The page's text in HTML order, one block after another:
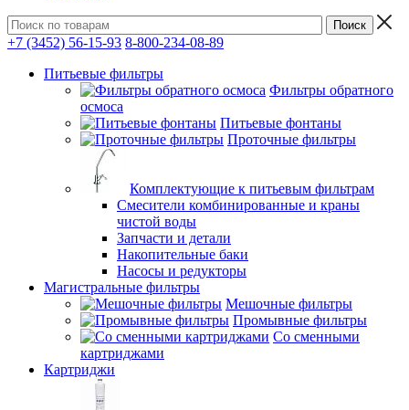
+7 (3452) 56-15-93 8-800-234-08-89
Питьевые фильтры
Фильтры обратного
осмоса
Питьевые фонтаны
Проточные фильтры
Комплектующие к питьевым фильтрам
Смесители комбинированные и краны
чистой воды
Запчасти и детали
Накопительные баки
Насосы и редукторы
Магистральные фильтры
Мешочные фильтры
Промывные фильтры
Со сменными
картриджами
Картриджи